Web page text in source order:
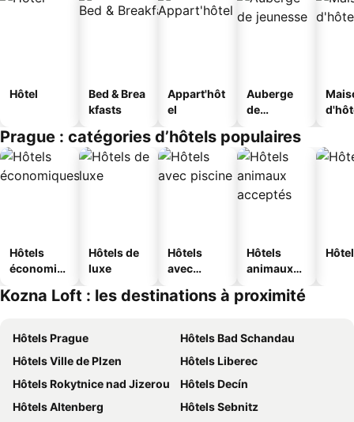
Hôtel
Bed & Brea
kfasts
Appart'hôt
el
Auberge
de
Prague : catégories d’hôtels populaires
Hôtels
économiq
Hôtels de
luxe
Hôtels
avec
Hôtels
animaux
Kozna Loft : les destinations à proximité
Hôtels Prague
Hôtels Bad Schandau
Hôtels Ville de Plzen
Hôtels Liberec
Hôtels Rokytnice nad Jizerou
Hôtels Decín
Hôtels Altenberg
Hôtels Sebnitz